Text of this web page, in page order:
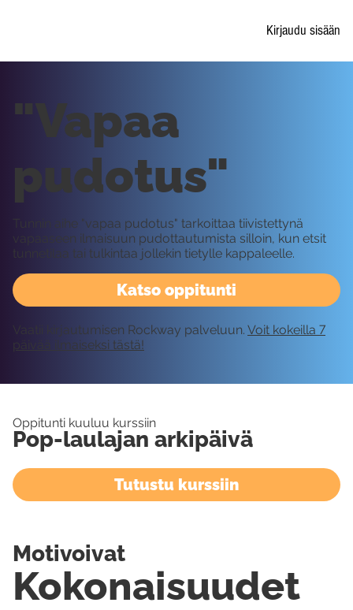
Kirjaudu sisään
Katso oppitunti
"Vapaa
pudotus"
Tunnin aihe "vapaa pudotus" tarkoittaa tiivistettynä
vapaaseen ilmaisuun pudottautumista silloin, kun etsit
tunnetilaa tai tulkintaa jollekin tietylle kappaleelle.
Vaatii kirjautumisen Rockway palveluun. Voit kokeilla 7
päivää ilmaiseksi tästä!
Oppitunti kuuluu kurssiin
Pop-laulajan arkipäivä
Tutustu kurssiin
Kokonaisuudet
Motivoivat